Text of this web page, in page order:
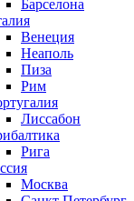
Барселона
Венеция
Неаполь
Пиза
Рим
Лиссабон
Рига
Москва